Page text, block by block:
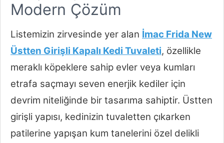
Modern Çözüm
Listemizin zirvesinde yer alan İmac Frida New
Üstten Girişli Kapalı Kedi Tuvaleti, özellikle
meraklı köpeklere sahip evler veya kumları
etrafa saçmayı seven enerjik kediler için
devrim niteliğinde bir tasarıma sahiptir. Üstten
girişli yapısı, kedinizin tuvaletten çıkarken
patilerine yapışan kum tanelerini özel delikli